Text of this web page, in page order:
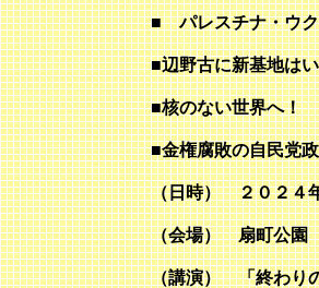
■ パレスチナ・
■辺野古に新基地は
■核のない
■金権腐敗の自民党
（日時） ２０２４
（会場） 扇町公園
（講演） 「終わり